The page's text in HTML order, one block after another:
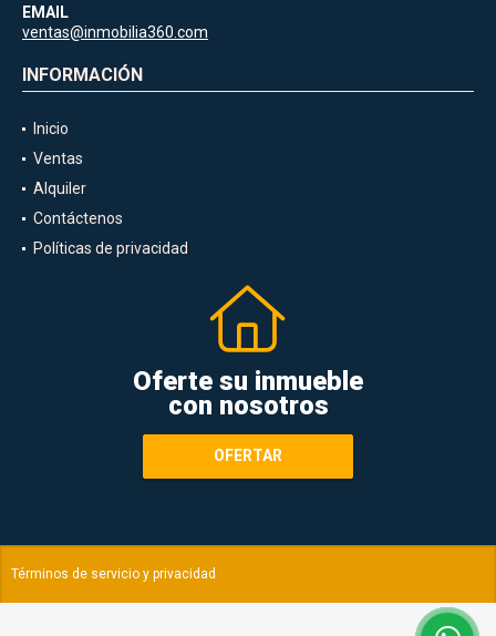
EMAIL
ventas@inmobilia360.com
INFORMACIÓN
Inicio
Ventas
Alquiler
Contáctenos
Políticas de privacidad
Oferte su inmueble
con nosotros
OFERTAR
Términos de servicio y privacidad